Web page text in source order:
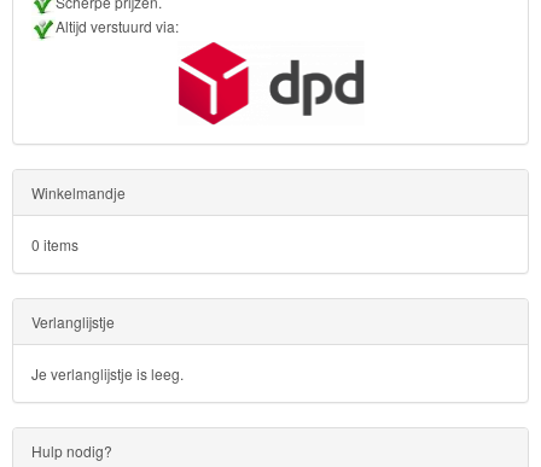
Altijd verstuurd via:
Winkelmandje
0 items
Verlanglijstje
Je verlanglijstje is leeg.
Hulp nodig?